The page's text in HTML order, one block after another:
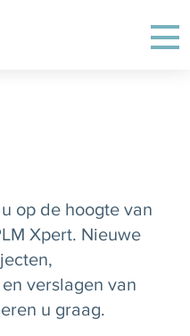
op de hoogte van
Xpert. Nieuwe
verslagen van
u graag.